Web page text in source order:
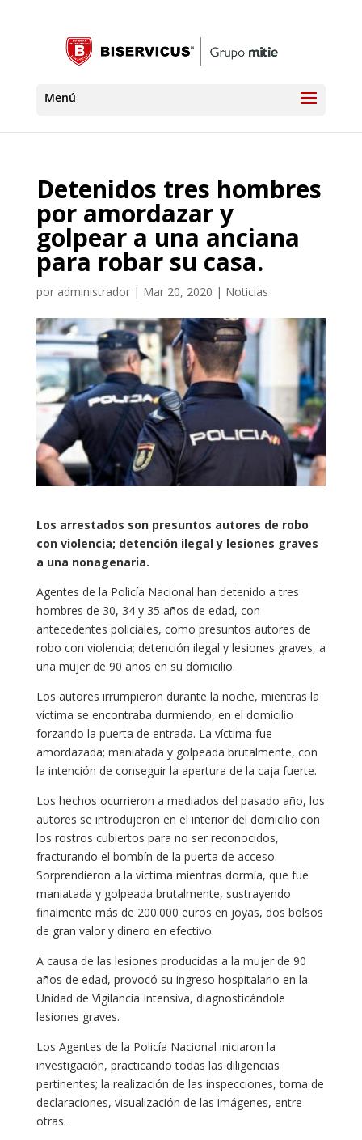
Detenidos tres hombres
por amordazar y
golpear a una anciana
para robar su casa.
por administrador| Mar 20, 2020 | Noticias
Los arrestados son presuntos autores de robo
con violencia; detención ilegal y lesiones graves
a una nonagenaria.
Agentes de la Policía Nacional han detenido a tres
hombres de 30, 34 y 35 años de edad, con
antecedentes policiales, como presuntos autores de
robo con violencia; detención ilegal y lesiones graves, a
una mujer de 90 años en su domicilio.
Los autores irrumpieron durante la noche, mientras la
víctima se encontraba durmiendo, en el domicilio
forzando la puerta de entrada. La víctima fue
amordazada; maniatada y golpeada brutalmente, con
la intención de conseguir la apertura de la caja fuerte.
Los hechos ocurrieron a mediados del pasado año, los
autores se introdujeron en el interior del domicilio con
los rostros cubiertos para no ser reconocidos,
fracturando el bombín de la puerta de acceso.
Sorprendieron a la víctima mientras dormía, que fue
maniatada y golpeada brutalmente, sustrayendo
finalmente más de 200.000 euros en joyas, dos bolsos
de gran valor y dinero en efectivo.
A causa de las lesiones producidas a la mujer de 90
años de edad, provocó su ingreso hospitalario en la
Unidad de Vigilancia Intensiva, diagnosticándole
lesiones graves.
Los Agentes de la Policía Nacional iniciaron la
investigación, practicando todas las diligencias
pertinentes; la realización de las inspecciones, toma de
declaraciones, visualización de las imágenes, entre
otras.